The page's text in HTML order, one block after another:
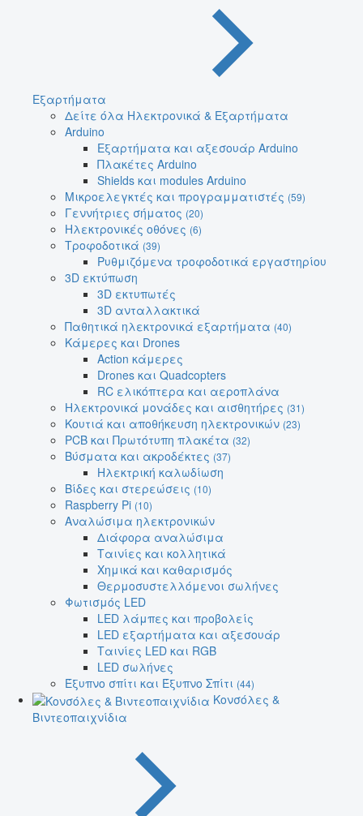
Εξαρτήματα
Δείτε όλα Ηλεκτρονικά & Εξαρτήματα
Arduino
Εξαρτήματα και αξεσουάρ Arduino
Πλακέτες Arduino
Shields και modules Arduino
Μικροελεγκτές και προγραμματιστές (59)
Γεννήτριες σήματος (20)
Ηλεκτρονικές οθόνες (6)
Τροφοδοτικά (39)
Ρυθμιζόμενα τροφοδοτικά εργαστηρίου
3D εκτύπωση
3D εκτυπωτές
3D ανταλλακτικά
Παθητικά ηλεκτρονικά εξαρτήματα (40)
Κάμερες και Drones
Action κάμερες
Drones και Quadcopters
RC ελικόπτερα και αεροπλάνα
Ηλεκτρονικά μονάδες και αισθητήρες (31)
Κουτιά και αποθήκευση ηλεκτρονικών (23)
PCB και Πρωτότυπη πλακέτα (32)
Βύσματα και ακροδέκτες (37)
Ηλεκτρική καλωδίωση
Βίδες και στερεώσεις (10)
Raspberry Pi (10)
Αναλώσιμα ηλεκτρονικών
Διάφορα αναλώσιμα
Ταινίες και κολλητικά
Χημικά και καθαρισμός
Θερμοσυστελλόμενοι σωλήνες
Φωτισμός LED
LED λάμπες και προβολείς
LED εξαρτήματα και αξεσουάρ
Ταινίες LED και RGB
LED σωλήνες
Έξυπνο σπίτι και Έξυπνο Σπίτι (44)
Κονσόλες &
Βιντεοπαιχνίδια